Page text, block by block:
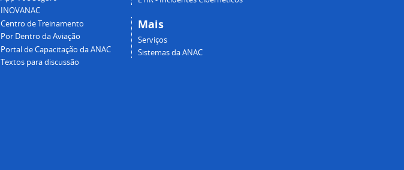
INOVANAC
Centro de Treinamento
Por Dentro da Aviação
Portal de Capacitação da ANAC
Textos para discussão
Mais
Serviços
Sistemas da ANAC